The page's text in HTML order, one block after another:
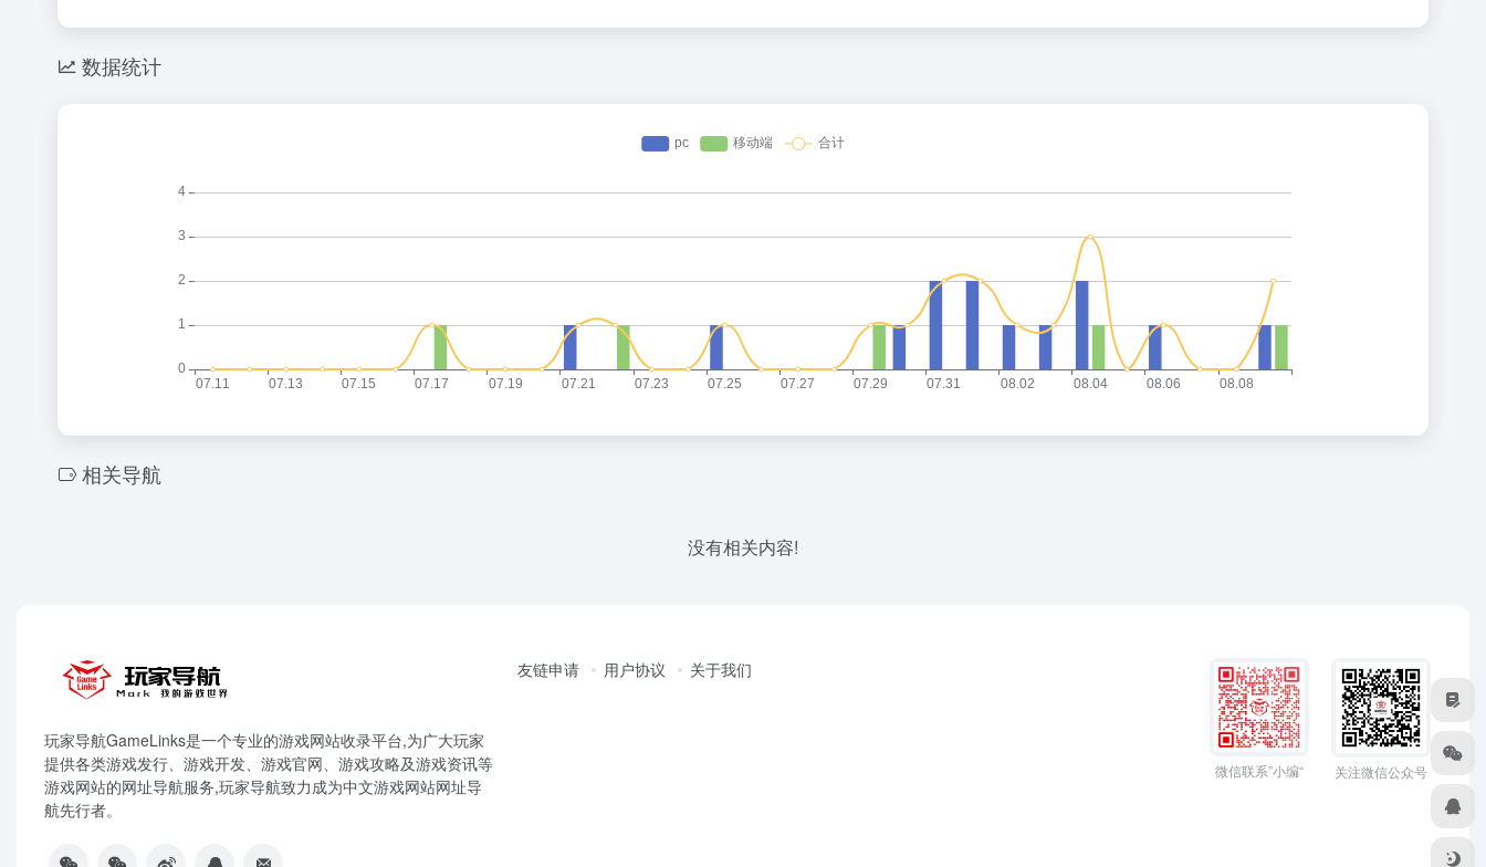
数据统计
相关导航
没有相关内容!
玩家导航GameLinks是一个专业的游戏网站收录平台,为广大玩家
提供各类游戏发行、游戏开发、游戏官网、游戏攻略及游戏资讯等
游戏网站的网址导航服务,玩家导航致力成为中文游戏网站网址导
航先行者。
友链申请 用户协议 关于我们
微信联系”小编“ 关注微信公众号